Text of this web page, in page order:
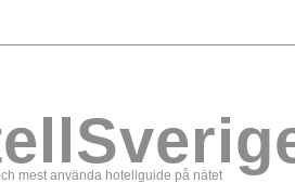
mest använda hotellguide på nätet